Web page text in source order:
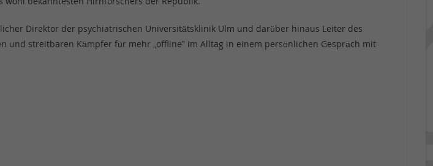
Direktor der psychiatrischen Universitätsklinik Ulm und darüber hinaus Leiter des
und streitbaren Kämpfer für mehr „offline” im Alltag in einem persönlichen Gespräch mit